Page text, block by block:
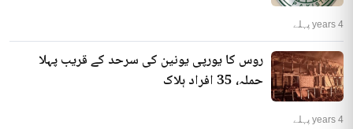
4 years پہلے
روس کا یورپی یونین کی سرحد کے قریب پہلا
حملہ، 35 افراد ہلاک
4 years پہلے